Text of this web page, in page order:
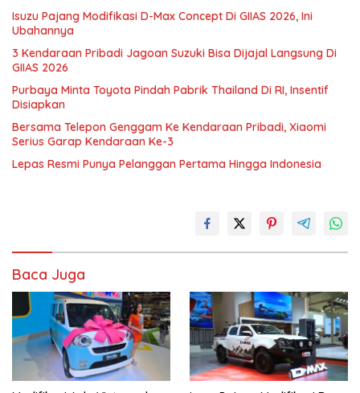
Isuzu Pajang Modifikasi D-Max Concept Di GIIAS 2026, Ini
Ubahannya
3 Kendaraan Pribadi Jagoan Suzuki Bisa Dijajal Langsung Di
GIIAS 2026
Purbaya Minta Toyota Pindah Pabrik Thailand Di RI, Insentif
Disiapkan
Bersama Telepon Genggam Ke Kendaraan Pribadi, Xiaomi
Serius Garap Kendaraan Ke-3
Lepas Resmi Punya Pelanggan Pertama Hingga Indonesia
Baca Juga